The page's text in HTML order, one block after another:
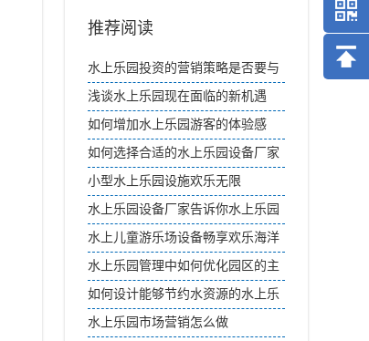
推荐阅读
水上乐园投资的营销策略是否要与
其他旅游景点区分开？
浅谈水上乐园现在面临的新机遇
如何增加水上乐园游客的体验感
如何选择合适的水上乐园设备厂家
小型水上乐园设施欢乐无限
水上乐园设备厂家告诉你水上乐园
为何如此吸引人
水上儿童游乐场设备畅享欢乐海洋
水上乐园管理中如何优化园区的主
题和文化元素？
如何设计能够节约水资源的水上乐
园？
水上乐园市场营销怎么做